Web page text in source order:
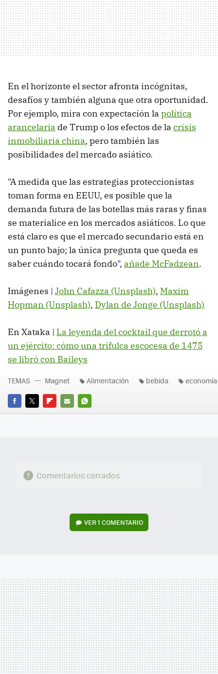
En el horizonte el sector afronta incógnitas,
desafíos y también alguna que otra oportunidad.
Por ejemplo, mira con expectación la política
arancelaria de Trump o los efectos de la crisis
inmobiliaria china, pero también las
posibilidades del mercado asiático.
"A medida que las estrategias proteccionistas
toman forma en EEUU, es posible que la
demanda futura de las botellas más raras y finas
se materialice en los mercados asiáticos. Lo que
está claro es que el mercado secundario está en
un punto bajo; la única pregunta que queda es
saber cuándo tocará fondo", añade McFadzean.
Imágenes | John Cafazza (Unsplash), Maxim
Hopman (Unsplash), Dylan de Jonge (Unsplash)
En Xataka | La leyenda del cocktail que derrotó a
un ejército: cómo una trifulca escocesa de 1475
se libró con Baileys
FACEBOOK
TWITTERFLIPBOARD
E-
WHATSAPP
TEMAS Magnet Alimentación bebida economía
Comentarios cerrados
VER1 COMENTARIO